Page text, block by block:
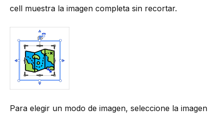
cell muestra la imagen completa sin recortar.
Para elegir un modo de imagen, seleccione la imagen